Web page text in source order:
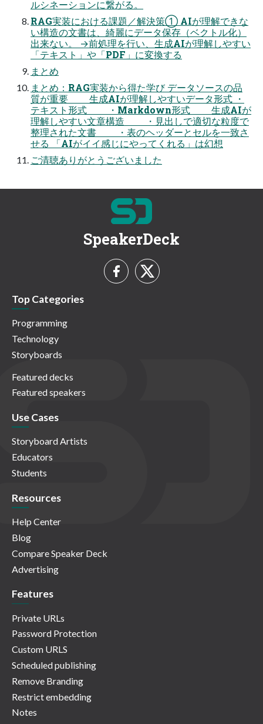
ルシネーションに繋がる。
RAG実装における課題／解決策① AIが理解できな
い構造の文書は、綺麗にデータ保存（ベクトル化）
出来ない。 →前処理を行い、生成AIが理解しやすい
「テキスト」や「PDF」に変換する
まとめ
まとめ：RAG実装から得た学び データソースの品
質が重要 生成AIが理解しやすいデータ形式 ・
テキスト形式 ・Markdown形式 生成AIが
理解しやすい文章構造 ・見出しで適切な粒度で
整理された文書 ・表のヘッダーとセルを一致さ
せる 「AIがイイ感じにやってくれる」は幻想
ご清聴ありがとうございました
SpeakerDeck
Top Categories
Programming
Technology
Storyboards
Featured decks
Featured speakers
Use Cases
Storyboard Artists
Educators
Students
Resources
Help Center
Blog
Compare Speaker Deck
Advertising
Features
Private URLs
Password Protection
Custom URLS
Scheduled publishing
Remove Branding
Restrict embedding
Notes